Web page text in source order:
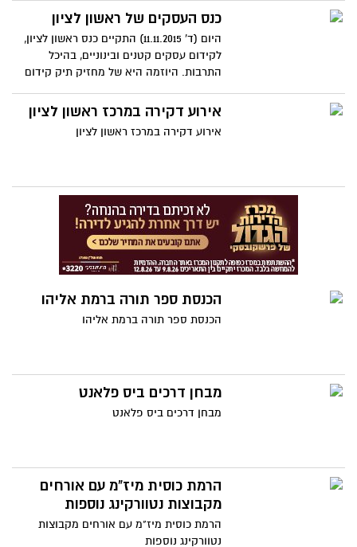
כנס העסקים של ראשון לציון
היום (ד' 11.11.2015) התקיים כנס ראשון לציון,
לקידום עסקים קטנים ובינוניים, בהיכל
התרבות. היוזמה היא של מחזיק תיק קידום
אבשלומוב ובשיתוף עיריית ראשון לציון, מיז"מ
(מרכז יזמות משולבת), מט"י, מעו"ף ראשון
לציון, בנק הפועלים וחברות נבחרות במשק.
אירוע דקירה במרכז ראשון לציון
אירוע דקירה במרכז ראשון לציון
הכנסת ספר תורה ברמת אליהו
הכנסת ספר תורה ברמת אליהו
מבחן דרכים ביס פלאנט
מבחן דרכים ביס פלאנט
הרמת כוסית מיז"מ עם אורחים
מקבוצות נטוורקינג נוספות
הרמת כוסית מיז"מ עם אורחים מקבוצות
נטוורקינג נוספות